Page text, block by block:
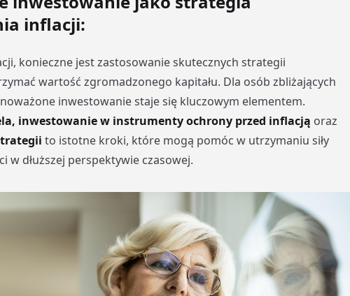
inflacji:
konieczne jest zastosowanie skutecznych strategii
wartość zgromadzonego kapitału. Dla osób zbliżających
inwestowanie staje się kluczowym elementem.
inwestowanie w instrumenty ochrony przed inflacją oraz
to istotne kroki, które mogą pomóc w utrzymaniu siły
w dłuższej perspektywie czasowej.